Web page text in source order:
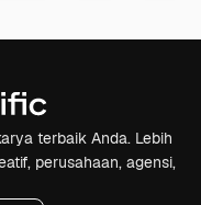
terbaik Anda. Lebih
perusahaan, agensi,